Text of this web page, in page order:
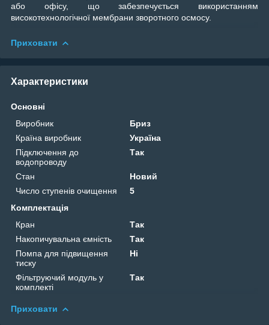
або офісу, що забезпечується використанням
високотехнологічної мембрани зворотного осмосу.
Приховати
Характеристики
Основні
Виробник
Бриз
Країна виробник
Україна
Підключення до
водопроводу
Так
Стан
Новий
Число ступенів очищення
5
Комплектація
Кран
Так
Накопичувальна ємність
Так
Помпа для підвищення
тиску
Ні
Фільтруючий модуль у
комплекті
Так
Приховати